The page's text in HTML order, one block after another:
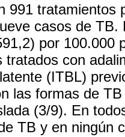
991 tratamientos
casos de
por 100.000
tratados con
(ITBL)
las formas de
(3/9). En
TB y en ningún